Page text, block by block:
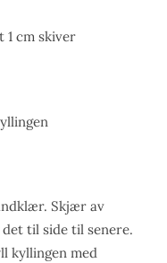
1 cm skiver
Skjær av
til side til senere.
kyllingen med